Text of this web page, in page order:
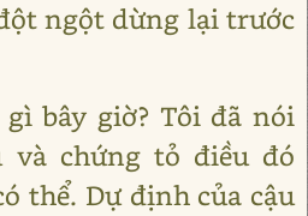
ngột dừng lại trước
bây giờ? Tôi đã nói
và chứng tỏ điều đó
thể. Dự định của cậu